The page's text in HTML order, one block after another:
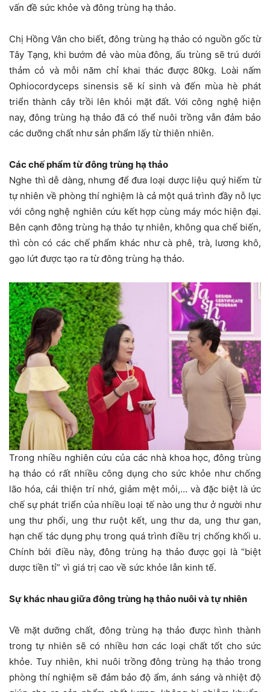
vấn đề sức khỏe và đông trùng hạ thảo.
Chị Hồng Vân cho biết, đông trùng hạ thảo có nguồn gốc từ
Tây Tạng, khi bướm đẻ vào mùa đông, ấu trùng sẽ trú dưới
thảm cỏ và mỗi năm chỉ khai thác được 80kg. Loài nấm
Ophiocordyceps sinensis sẽ kí sinh và đến mùa hè phát
triển thành cây trồi lên khỏi mặt đất. Với công nghệ hiện
nay, đông trùng hạ thảo đã có thể nuôi trồng vẫn đảm bảo
các dưỡng chất như sản phẩm lấy từ thiên nhiên.
Các chế phẩm từ đông trùng hạ thảo
Nghe thì dễ dàng, nhưng để đưa loại dược liệu quý hiếm từ
tự nhiên về phòng thí nghiệm là cả một quá trình đầy nỗ lực
với công nghệ nghiên cứu kết hợp cùng máy móc hiện đại.
Bên cạnh đông trùng hạ thảo tự nhiên, không qua chế biến,
thì còn có các chế phẩm khác như cà phê, trà, lương khô,
gạo lứt được tạo ra từ đông trùng hạ thảo.
Trong nhiều nghiên cứu của các nhà khoa học, đông trùng
hạ thảo có rất nhiều công dụng cho sức khỏe như chống
lão hóa, cải thiện trí nhớ, giảm mệt mỏi,… và đặc biệt là ức
chế sự phát triển của nhiều loại tế nào ung thư ở người như
ung thư phổi, ung thư ruột kết, ung thư da, ung thư gan,
hạn chế tác dụng phụ trong quá trình điều trị chống khối u.
Chính bởi điều này, đông trùng hạ thảo được gọi là “biệt
dược tiền tỉ” vì giá trị cao về sức khỏe lẫn kinh tế.
Sự khác nhau giữa đông trùng hạ thảo nuôi và tự nhiên
Về mặt dưỡng chất, đông trùng hạ thảo được hình thành
trong tự nhiên sẽ có nhiều hơn các loại chất tốt cho sức
khỏe. Tuy nhiên, khi nuôi trồng đông trùng hạ thảo trong
phòng thí nghiệm sẽ đảm bảo độ ẩm, ánh sáng và nhiệt độ